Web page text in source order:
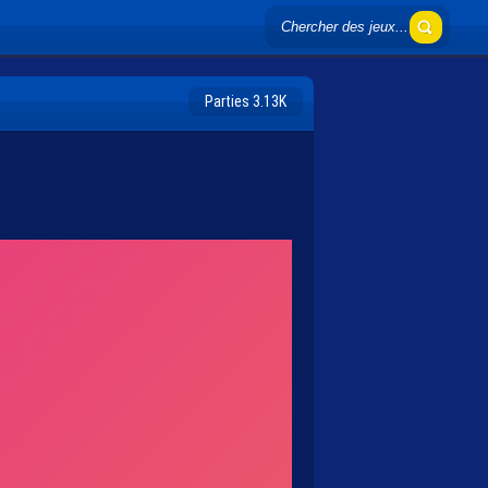
Parties 3.13K